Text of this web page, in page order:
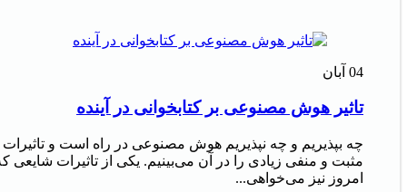
04 آبان
تاثیر هوش مصنوعی بر کتابخوانی در آینده
چه بپذیریم و چه نپذیریم هوش مصنوعی در راه است و تاثیرات
مثبت و منفی زیادی را در آن می‌بینیم. یکی از تاثیرات شایعی
امروز نیز می‌خواهی...